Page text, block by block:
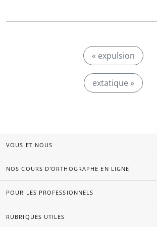
« expulsion
extatique »
VOUS ET NOUS
NOS COURS D'ORTHOGRAPHE EN LIGNE
POUR LES PROFESSIONNELS
RUBRIQUES UTILES